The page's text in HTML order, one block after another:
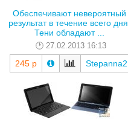
Обеспечивают невероятный
результат в течение всего дня.
Тени обладают ...
27.02.2013 16:13
245 р Stepanna2